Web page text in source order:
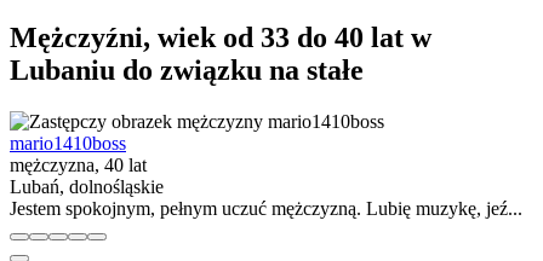
Mężczyźni, wiek od 33 do 40 lat w
Lubaniu do związku na stałe
mario1410boss
mężczyzna, 40 lat
Lubań, dolnośląskie
Jestem spokojnym, pełnym uczuć mężczyzną. Lubię muzykę, jeź...